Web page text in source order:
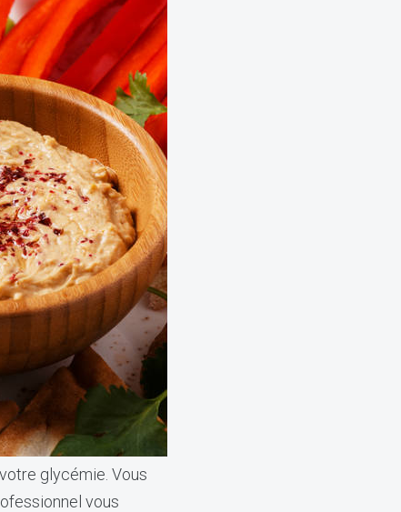
glycémie. Vous
vous